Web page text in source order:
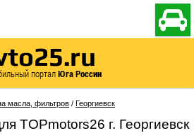

порталЮга России
масла, фильтров / Георгиевск
TOPmotors26 г. Георгиевск